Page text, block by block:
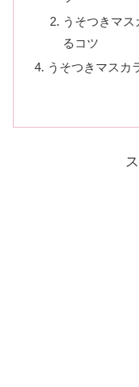
うそつきマ
るコツ
うそつきマスカ